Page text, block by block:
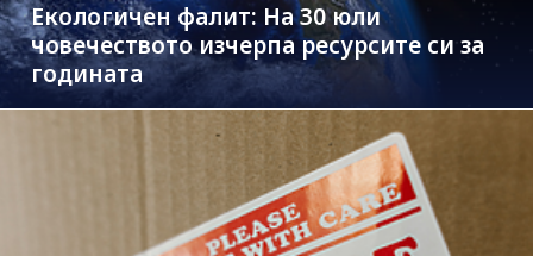
Екологичен фалит: На 30 юли
човечеството изчерпа ресурсите си за
годината